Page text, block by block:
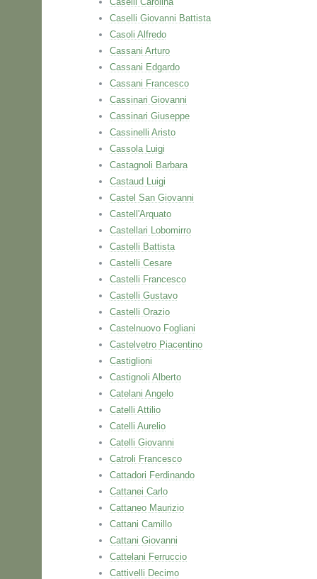
Caselli Giovanni Battista
Casoli Alfredo
Cassani Arturo
Cassani Edgardo
Cassani Francesco
Cassinari Giovanni
Cassinari Giuseppe
Cassinelli Aristo
Cassola Luigi
Castagnoli Barbara
Castaud Luigi
Castel San Giovanni
Castell'Arquato
Castellari Lobomirro
Castelli Battista
Castelli Cesare
Castelli Francesco
Castelli Gustavo
Castelli Orazio
Castelnuovo Fogliani
Castelvetro Piacentino
Castiglioni
Castignoli Alberto
Catelani Angelo
Catelli Attilio
Catelli Aurelio
Catelli Giovanni
Catroli Francesco
Cattadori Ferdinando
Cattanei Carlo
Cattaneo Maurizio
Cattani Camillo
Cattani Giovanni
Cattelani Ferruccio
Cattivelli Decimo